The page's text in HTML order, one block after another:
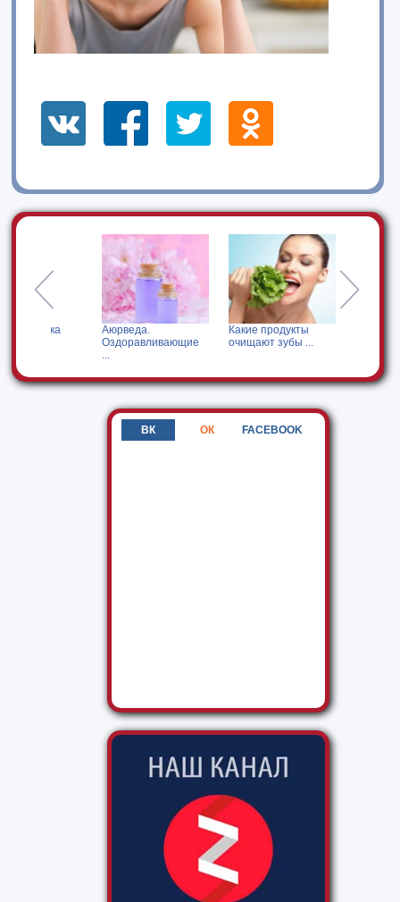
Аюрведа.
Оздоравливающие
Какие продукты
очищают зубы ...
Жизнь с
в период ...
ВК ОК FACEBOOK